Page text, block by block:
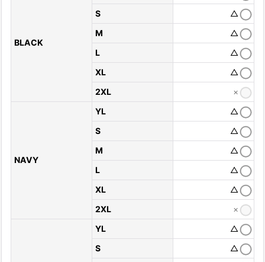
BLACK
S
△
M
△
L
△
XL
△
2XL
×
NAVY
YL
△
S
△
M
△
L
△
XL
△
2XL
×
YL
△
S
△